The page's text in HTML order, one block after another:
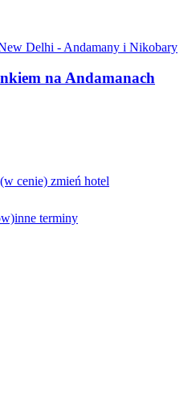
Delhi - Andamany i Nikobary
na Andamanach
(w cenie) zmień hotel
inne terminy